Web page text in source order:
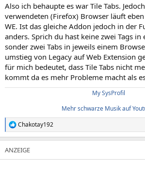
Also ich behaupte es war Tile Tabs.
verwendeten (Firefox) Browser läuft
WE. Ist das gleiche Addon jedoch in der
anders. Sprich du hast keine zwei Tags in
sonder zwei Tabs in jeweils einem
umstieg von Legacy auf Web Extension
für mich bedeutet, dass Tile Tabs nicht
kommt da es mehr Probleme macht als
My SysProfil
Mehr schwarze Musik auf
R
e
a
k
t
Chakotay192